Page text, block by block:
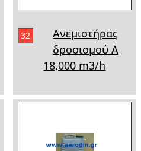
32
Ανεμιστήρας
δροσισμού A
18,000 m3/h